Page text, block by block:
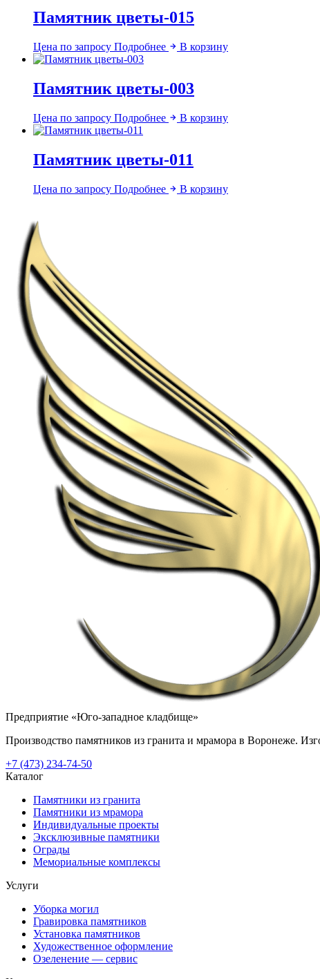
Памятник цветы-015
Цена по запросу Подробнее В корзину
Памятник цветы-003
Цена по запросу Подробнее В корзину
Памятник цветы-011
Цена по запросу Подробнее В корзину
Предприятие «Юго-западное кладбище»
Производство памятников из гранита и мрамора в Воронеже.
+7 (473) 234-74-50
Каталог
Памятники из гранита
Памятники из мрамора
Индивидуальные проекты
Эксклюзивные памятники
Ограды
Мемориальные комплексы
Услуги
Уборка могил
Гравировка памятников
Установка памятников
Художественное оформление
Озеленение — сервис